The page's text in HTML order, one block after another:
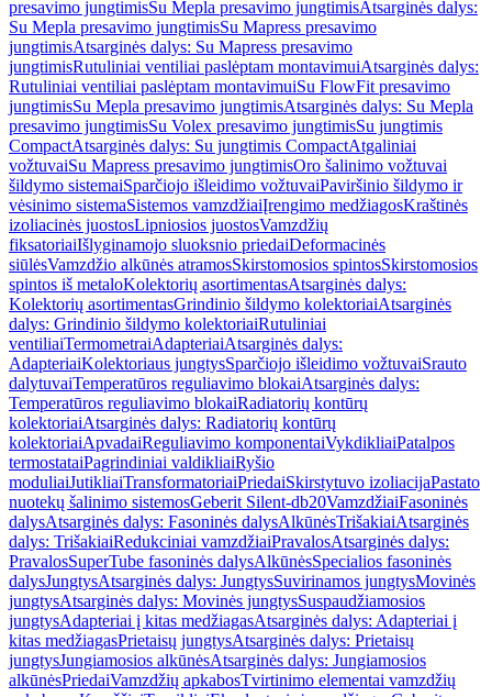
presavimo jungtimisSu Mepla presavimo jungtimisAtsarginės dalys:
Su Mepla presavimo jungtimisSu Mapress presavimo
jungtimisAtsarginės dalys: Su Mapress presavimo
jungtimisRutuliniai ventiliai paslėptam montavimuiAtsarginės dalys:
Rutuliniai ventiliai paslėptam montavimuiSu FlowFit presavimo
jungtimisSu Mepla presavimo jungtimisAtsarginės dalys: Su Mepla
presavimo jungtimisSu Volex presavimo jungtimisSu jungtimis
CompactAtsarginės dalys: Su jungtimis CompactAtgaliniai
vožtuvaiSu Mapress presavimo jungtimisOro šalinimo vožtuvai
šildymo sistemaiSparčiojo išleidimo vožtuvaiPaviršinio šildymo ir
vėsinimo sistemaSistemos vamzdžiaiĮrengimo medžiagosKraštinės
izoliacinės juostosLipniosios juostosVamzdžių
fiksatoriaiIšlyginamojo sluoksnio priedaiDeformacinės
siūlėsVamzdžio alkūnės atramosSkirstomosios spintosSkirstomosios
spintos iš metaloKolektorių asortimentasAtsarginės dalys:
Kolektorių asortimentasGrindinio šildymo kolektoriaiAtsarginės
dalys: Grindinio šildymo kolektoriaiRutuliniai
ventiliaiTermometraiAdapteriaiAtsarginės dalys:
AdapteriaiKolektoriaus jungtysSparčiojo išleidimo vožtuvaiSrauto
dalytuvaiTemperatūros reguliavimo blokaiAtsarginės dalys:
Temperatūros reguliavimo blokaiRadiatorių kontūrų
kolektoriaiAtsarginės dalys: Radiatorių kontūrų
kolektoriaiApvadaiReguliavimo komponentaiVykdikliaiPatalpos
termostataiPagrindiniai valdikliaiRyšio
moduliaiJutikliaiTransformatoriaiPriedaiSkirstytuvo izoliacijaPastato
nuotekų šalinimo sistemosGeberit Silent-db20VamzdžiaiFasoninės
dalysAtsarginės dalys: Fasoninės dalysAlkūnėsTrišakiaiAtsarginės
dalys: TrišakiaiRedukciniai vamzdžiaiPravalosAtsarginės dalys:
PravalosSuperTube fasoninės dalysAlkūnėsSpecialios fasoninės
dalysJungtysAtsarginės dalys: JungtysSuvirinamos jungtysMovinės
jungtysAtsarginės dalys: Movinės jungtysSuspaudžiamosios
jungtysAdapteriai į kitas medžiagasAtsarginės dalys: Adapteriai į
kitas medžiagasPrietaisų jungtysAtsarginės dalys: Prietaisų
jungtysJungiamosios alkūnėsAtsarginės dalys: Jungiamosios
alkūnėsPriedaiVamzdžių apkabosTvirtinimo elementai vamzdžių